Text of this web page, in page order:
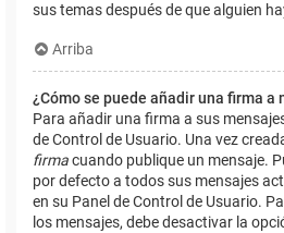
sus temas después de que alguien
Arriba
¿Cómo se puede añadir una firma a
Para añadir una firma a sus
de Control de Usuario. Una vez
firmacuando publique un mensaje.
por defecto a todos sus mensajes
en su Panel de Control de Usuario.
los mensajes, debe desactivar la